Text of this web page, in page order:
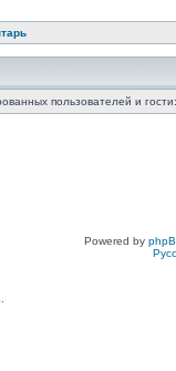
пользователей и
Powered by